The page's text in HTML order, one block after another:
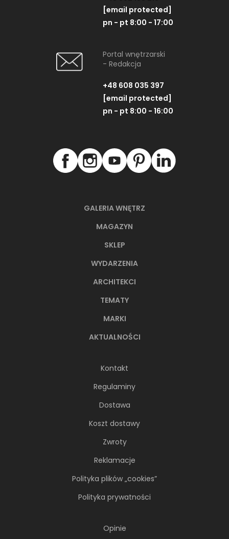
GALERIA WNĘTRZ
MAGAZYN
SKLEP
WYDARZENIA
ARCHITEKCI
TEMATY
MARKI
AKTUALNOŚCI
Kontakt
Regulaminy
Dostawa
Koszt dostawy
Zwroty
Reklamacje
Polityka plików „cookies”
Polityka prywatności
Opinie
[email protected]
pn - pt 8:00 - 17:00
Portal wnętrzarski
- Redakcja
+48 608 035 397
[email protected]
pn - pt 8:00 - 16:00